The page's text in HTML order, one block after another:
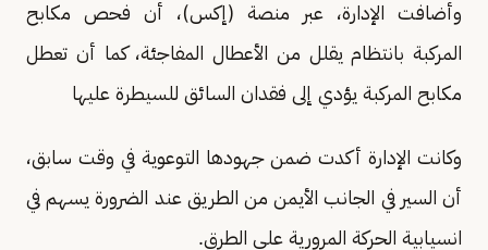
وأضافت الإدارة، عبر منصة (إكس)، أن فحص مكابح
المركبة بانتظام يقلل من الأعطال المفاجئة، كما أن تعطل
مكابح المركبة يؤدي إلى فقدان السائق للسيطرة عليها
وكانت الإدارة أكدت ضمن جهودها التوعوية في وقت سابق،
أن السير في الجانب الأيمن من الطريق عند الضرورة يسهم في
انسيابية الحركة المرورية على الطرق.